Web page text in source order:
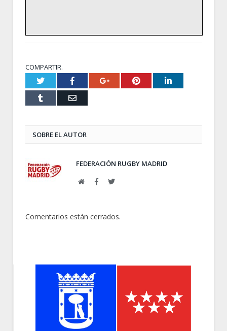
COMPARTIR.
Twitter Facebook Google+ Pinterest LinkedIn
Email
SOBRE EL AUTOR
FEDERACIÓN RUGBY MADRID
WebFacebookTwitter
Comentarios están cerrados.